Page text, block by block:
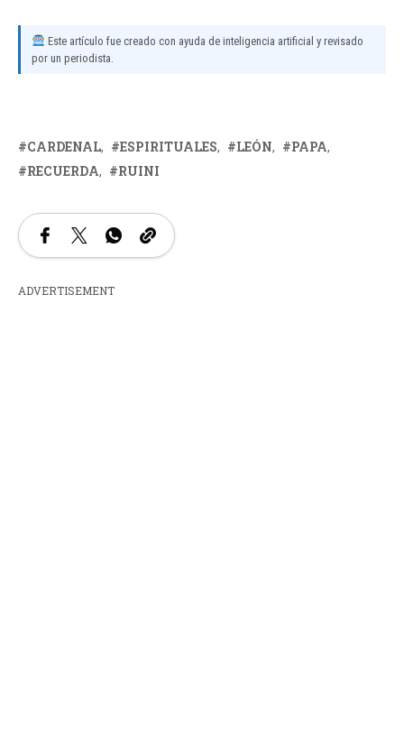
Este artículo fue creado con ayuda de inteligencia artificial y revisado
por un periodista.
CARDENAL ESPIRITUALES LEÓN
PAPA
RECUERDA
RUINI
ADVERTISEMENT